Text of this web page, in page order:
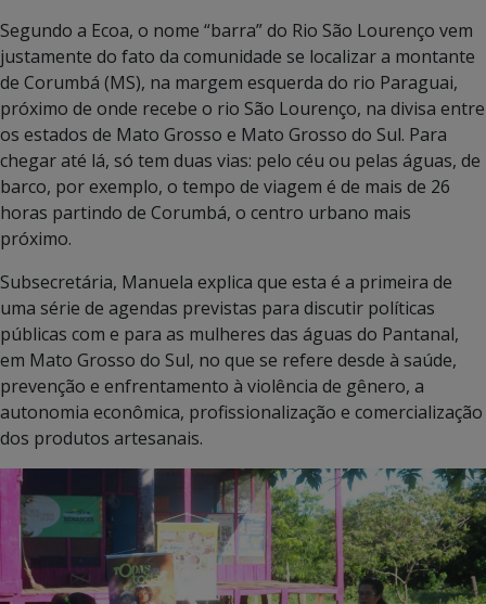
Segundo a Ecoa, o nome “barra” do Rio São Lourenço vem
justamente do fato da comunidade se localizar a montante
de Corumbá (MS), na margem esquerda do rio Paraguai,
próximo de onde recebe o rio São Lourenço, na divisa entre
os estados de Mato Grosso e Mato Grosso do Sul. Para
chegar até lá, só tem duas vias: pelo céu ou pelas águas, de
barco, por exemplo, o tempo de viagem é de mais de 26
horas partindo de Corumbá, o centro urbano mais
próximo.
Subsecretária, Manuela explica que esta é a primeira de
uma série de agendas previstas para discutir políticas
públicas com e para as mulheres das águas do Pantanal,
em Mato Grosso do Sul, no que se refere desde à saúde,
prevenção e enfrentamento à violência de gênero, a
autonomia econômica, profissionalização e comercialização
dos produtos artesanais.